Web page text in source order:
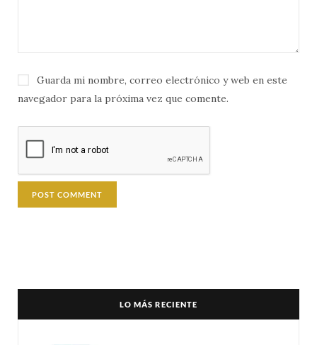
Guarda mi nombre, correo electrónico y web en este
navegador para la próxima vez que comente.
LO MÁS RECIENTE